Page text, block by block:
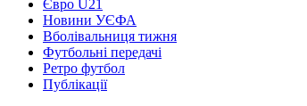
Євро U21
Новини УЄФА
Вболівальниця тижня
Футбольні передачі
Ретро футбол
Публікації